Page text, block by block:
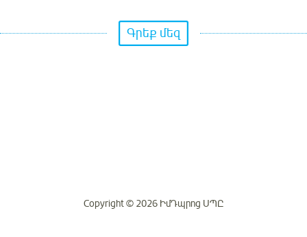
Գրեք մեզ
Copyright © 2026 ԻմԴպրոց ՍՊԸ